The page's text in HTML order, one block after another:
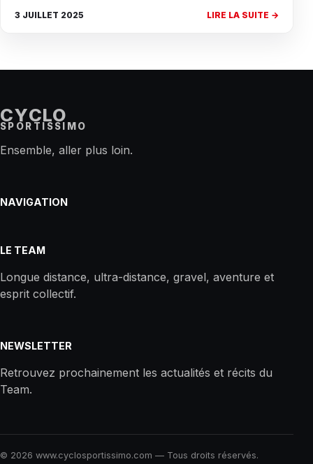
3 JUILLET 2025 LIRE LA SUITE →
CYCLO
SPORTISSIMO
Ensemble, aller plus loin.
NAVIGATION
LE TEAM
Longue distance, ultra-distance, gravel, aventure et
esprit collectif.
NEWSLETTER
Retrouvez prochainement les actualités et récits du
Team.
© 2026 www.cyclosportissimo.com — Tous droits réservés.